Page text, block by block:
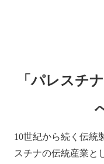
「パレスチ
10世紀から続く伝統
スチナの伝統産業と